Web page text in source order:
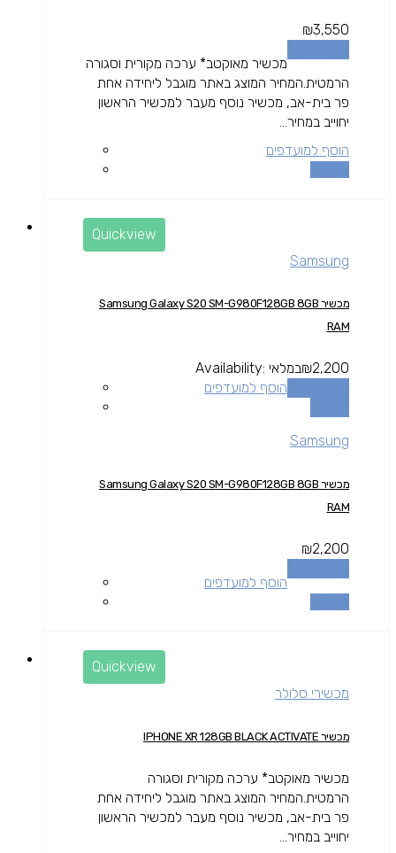
₪3,550
מכשיר מאוקטב* ערכה מקורית וסגורה
הרמטית.המחיר המוצג באתר מוגבל ליחידה אחת
פר בית-אב, מכשיר נוסף מעבר למכשיר הראשון
יחוייב במחיר...
הוסף למועדפים
Quickview
Samsung
מכשיר Samsung Galaxy S20 SM-G980F128GB 8GB
RAM
₪2,200
Availability: במלאי
הוסף למועדפים
Samsung
מכשיר Samsung Galaxy S20 SM-G980F128GB 8GB
RAM
₪2,200
הוסף למועדפים
Quickview
מכשירי סלולר
מכשיר IPHONE XR 128GB BLACK ACTIVATE
מכשיר מאוקטב* ערכה מקורית וסגורה
הרמטית.המחיר המוצג באתר מוגבל ליחידה אחת
פר בית-אב, מכשיר נוסף מעבר למכשיר הראשון
יחוייב במחיר...